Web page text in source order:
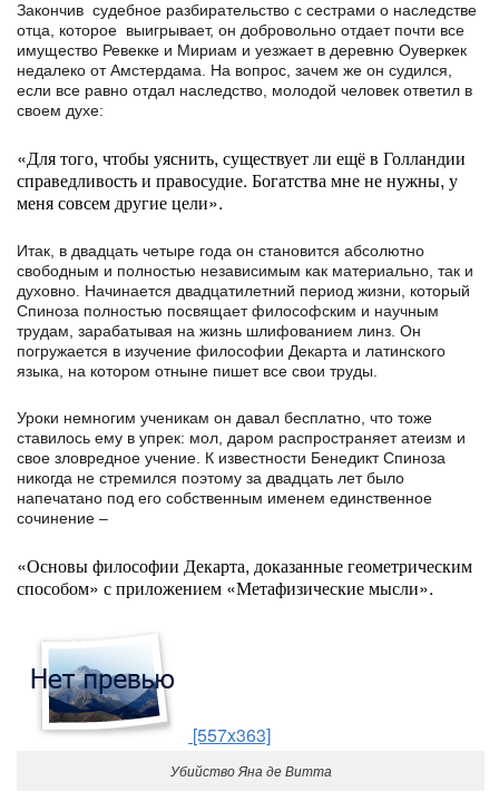
Закончив судебное разбирательство с сестрами о наследстве
отца, которое выигрывает, он добровольно отдает почти все
имущество Ревекке и Мириам и уезжает в деревню Оуверкек
недалеко от Амстердама. На вопрос, зачем же он судился,
если все равно отдал наследство, молодой человек ответил в
своем духе:
«Для того, чтобы уяснить, существует ли ещё в Голландии
справедливость и правосудие. Богатства мне не нужны, у
меня совсем другие цели».
Итак, в двадцать четыре года он становится абсолютно
свободным и полностью независимым как материально, так и
духовно. Начинается двадцатилетний период жизни, который
Спиноза полностью посвящает философским и научным
трудам, зарабатывая на жизнь шлифованием линз. Он
погружается в изучение философии Декарта и латинского
языка, на котором отныне пишет все свои труды.
Уроки немногим ученикам он давал бесплатно, что тоже
ставилось ему в упрек: мол, даром распространяет атеизм и
свое зловредное учение. К известности Бенедикт Спиноза
никогда не стремился поэтому за двадцать лет было
напечатано под его собственным именем единственное
сочинение –
«Основы философии Декарта, доказанные геометрическим
способом» с приложением «Метафизические мысли».
[557x363]
Убийство Яна де Витта